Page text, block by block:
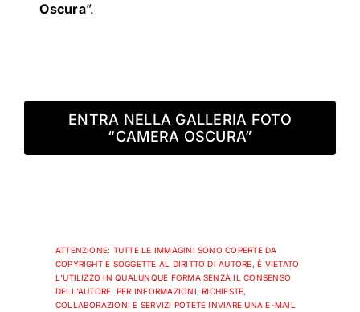
Oscura”.
ENTRA NELLA GALLERIA FOTO
“CAMERA OSCURA”
ATTENZIONE: TUTTE LE IMMAGINI SONO COPERTE DA
COPYRIGHT E SOGGETTE AL DIRITTO DI AUTORE, È VIETATO
L’UTILIZZO IN QUALUNQUE FORMA SENZA IL CONSENSO
DELL’AUTORE. PER INFORMAZIONI, RICHIESTE,
COLLABORAZIONI E SERVIZI POTETE INVIARE UNA E-MAIL